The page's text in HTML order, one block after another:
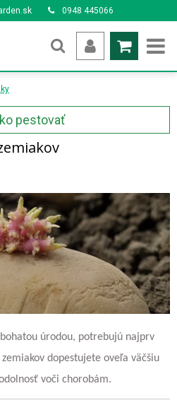
0948 445066
pestovať
úrodou, potrebujú najprv
dopestujete oveľa väčšiu
voči chorobám.